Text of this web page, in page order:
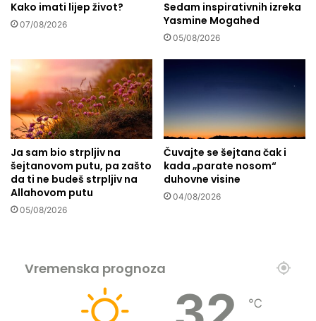
j
k
i
o
s
t
a
v
i
o
n
o
š
p
r
u
o
h
i
d
ž
r
i
…
.
Kako imati lijep život?
07/08/2026
Sedam inspirativnih izreka
Yasmine Mogahed
05/08/2026
Ja sam bio strpljiv na
šejtanovom putu, pa zašto
da ti ne budeš strpljiv na
Allahovom putu
05/08/2026
Čuvajte se šejtana čak i
kada „parate nosom“
duhovne visine
04/08/2026
Vremenska prognoza
℃